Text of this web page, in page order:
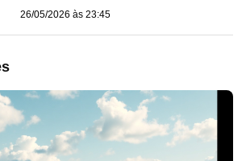
26/05/2026 às 23:45